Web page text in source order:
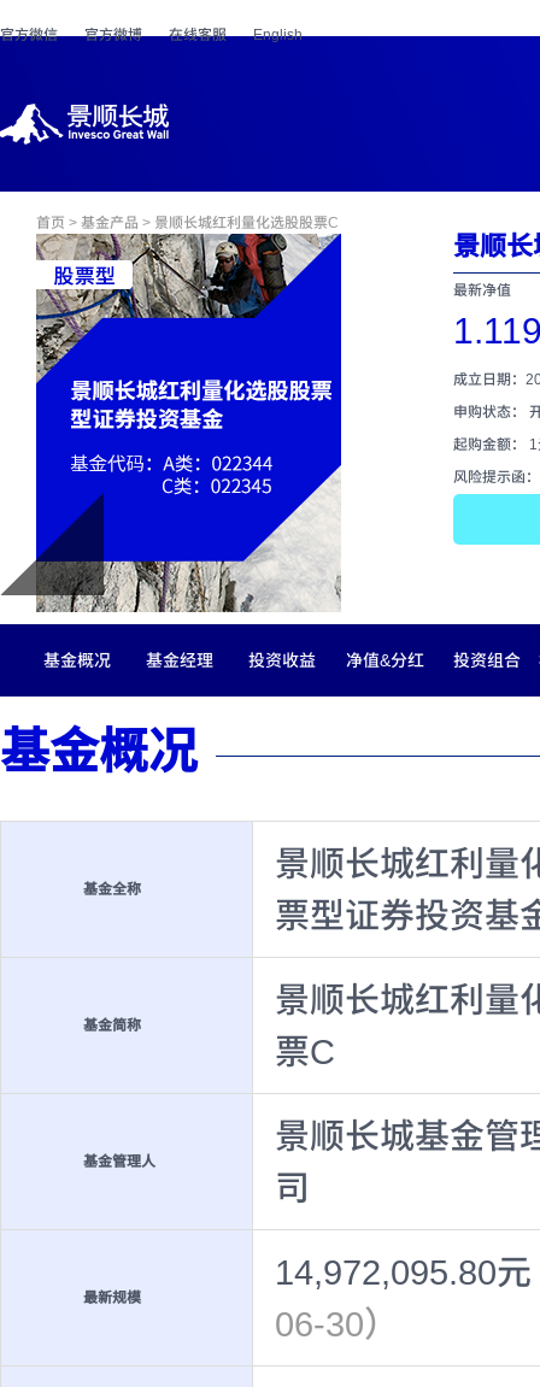
官方微信 官方微博 在线客服 English
首页 > 基金产品 > 景顺长城红利量化选股股票C
景顺长
最新净值
成立日期：
申购状态：
起购金额：
风险提示函：
基金概况 基金经理 投资收益 净值&分红 投资组合
基金概况
基金全称
景顺长城红利量
票型证券投资基
基金简称
景顺长城红利量
票C
基金管理人
景顺长城基金管
司
最新规模
14,972,095.80元
06-30）